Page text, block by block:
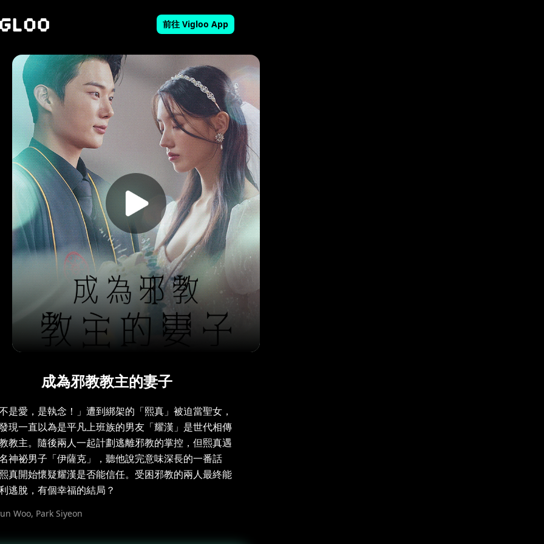
前往 Vigloo App
成為邪教教主的妻子
不是愛，是執念！」遭到綁架的「熙真」被迫當聖女，
現一直以為是平凡上班族的男友「耀漢」是世代相傳
教主。隨後兩人一起計劃逃離邪教的掌控，但熙真遇
神祕男子「伊薩克」，聽他說完意味深長的一番話
真開始懷疑耀漢是否能信任。受困邪教的兩人最終能
逃脫，有個幸福的結局？
Woo, Park Siyeon